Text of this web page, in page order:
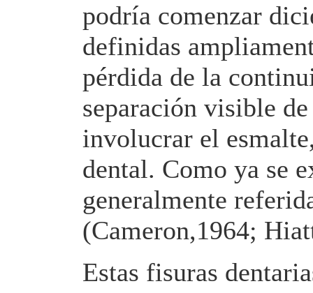
podría comenzar
definidas
pérdida de la
separación visible
involucrar el
dental. Como ya se
generalmente
(Cameron,1964;
Estas fisuras